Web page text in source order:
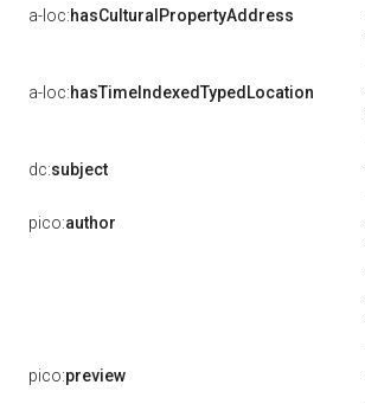
a-loc:hasCulturalPropertyAddress
a-loc:hasTimeIndexedTypedLocation
dc:subject
pico:author
pico:preview